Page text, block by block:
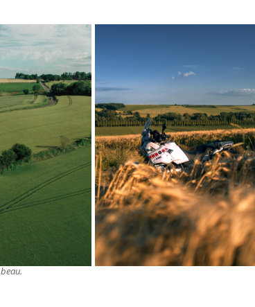
beau.